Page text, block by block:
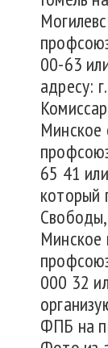
00-63
адресу:
Минское
65 41
который
Минское
000 32
ФПБ на